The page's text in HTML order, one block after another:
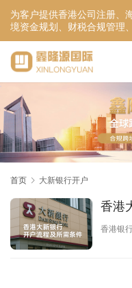
为客户提供香港公司注册、
境资金规划、财税合规管理
服务！
首页 大新银行开户
香港
香港银